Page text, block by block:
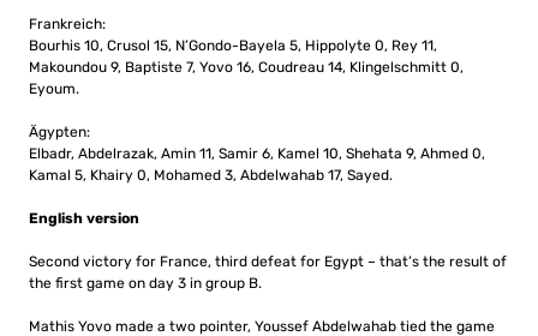
Frankreich:
Bourhis 10, Crusol 15, N’Gondo-Bayela 5, Hippolyte 0, Rey 11,
Makoundou 9, Baptiste 7, Yovo 16, Coudreau 14, Klingelschmitt 0,
Eyoum.
Ägypten:
Elbadr, Abdelrazak, Amin 11, Samir 6, Kamel 10, Shehata 9, Ahmed 0,
Kamal 5, Khairy 0, Mohamed 3, Abdelwahab 17, Sayed.
English version
Second victory for France, third defeat for Egypt – that’s the result of
the first game on day 3 in group B.
Mathis Yovo made a two pointer, Youssef Abdelwahab tied the game